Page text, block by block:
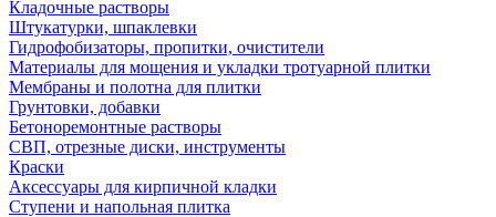
Кладочные растворы
Штукатурки, шпаклевки
Гидрофобизаторы, пропитки, очистители
Материалы для мощения и укладки тротуарной плитки
Мембраны и полотна для плитки
Грунтовки, добавки
Бетоноремонтные растворы
СВП, отрезные диски, инструменты
Краски
Аксессуары для кирпичной кладки
Ступени и напольная плитка